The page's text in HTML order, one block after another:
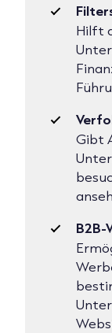
Hilft
Gibt
B2B-